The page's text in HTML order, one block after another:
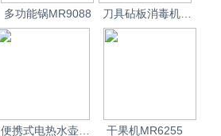
多功能锅MR9088
刀具砧板消毒机
MR1000
便携式电热水壶
干果机MR6255